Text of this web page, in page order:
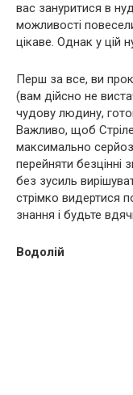
вас зануритися в
можливості
цікаве. Однак у цій
Перш за все, ви
(вам дійсно не
чудову людину,
Важливо, щоб
максимально
перейняти
без зусиль
стрімко видертися
знання і будьте
Водолій